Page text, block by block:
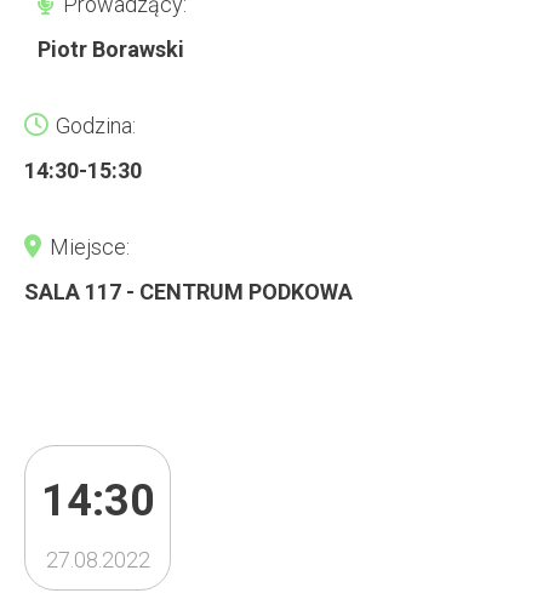
Piotr Borawski
Godzina:
14:30-15:30
Miejsce:
SALA 117 - CENTRUM PODKOWA
14:30
27.08.2022